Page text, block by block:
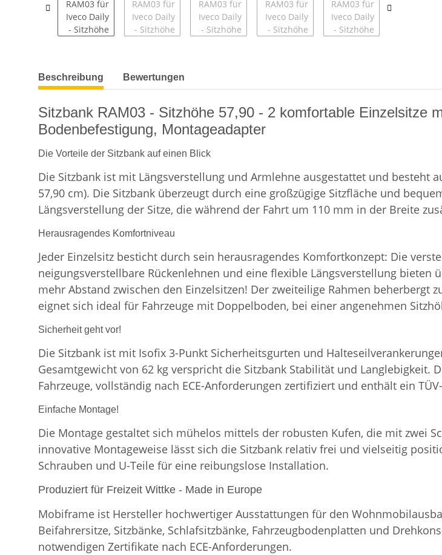
weitere Registerkarten anzeigen
Beschreibung Bewertungen
Sitzbank RAM03 - Sitzhöhe 57,90 - 2 komfortable Einzelsitze
Bodenbefestigung, Montageadapter
Die Vorteile der Sitzbank auf einen Blick
Die Sitzbank ist mit Längsverstellung und Armlehne ausgestattet und besteht
57,90 cm). Die Sitzbank überzeugt durch eine großzügige Sitzfläche und
Längsverstellung der Sitze, die während der Fahrt um 110 mm in der Breite
Herausragendes Komfortniveau
Jeder Einzelsitz besticht durch sein herausragendes Komfortkonzept: Die
neigungsverstellbare Rückenlehnen und eine flexible Längsverstellung
mehr Abstand zwischen den Einzelsitzen! Der zweiteilige Rahmen beherbergt
eignet sich ideal für Fahrzeuge mit Doppelboden, bei einer angenehmen
Sicherheit geht vor!
Die Sitzbank ist mit Isofix 3-Punkt Sicherheitsgurten und
Gesamtgewicht von 62 kg verspricht die Sitzbank Stabilität und Langlebigkeit.
Fahrzeuge, vollständig nach ECE-Anforderungen zertifiziert und enthält ein
Einfache Montage!
Die Montage gestaltet sich mühelos mittels der robusten Kufen, die mit zwei
innovative Montageweise lässt sich die Sitzbank relativ frei und vielseitig
Schrauben und U-Teile für eine reibungslose Installation.
Produziert für Freizeit Wittke - Made in Europe
Mobiframe ist Hersteller hochwertiger Ausstattungen für den
Beifahrersitze, Sitzbänke, Schlafsitzbänke, Fahrzeugbodenplatten und
notwendigen Zertifikate nach ECE-Anforderungen.